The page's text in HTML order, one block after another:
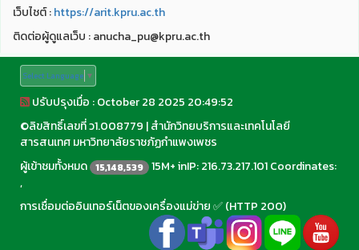
เว็บไชต์ :https://arit.kpru.ac.th
ติดต่อผู้ดูแลเว็บ : anucha_pu@kpru.ac.th
Select Language ▼
ปรับปรุงเมื่อ : October 28 2025 20:49:52
©ลิขสิทธิ์เลขที่ ว1.008779 |สำนักวิทยบริการและเทคโนโลยี
สารสนเทศ มหาวิทยาลัยราชภัฏกำแพงเพชร
ผู้เข้าชมทั้งหมด 15,148,539 15M+ inIP: 216.73.217.101 Coordinates:
,
การเชื่อมต่ออินเทอร์เน็ตของเครื่องแม่ข่าย ✅ (HTTP 200)